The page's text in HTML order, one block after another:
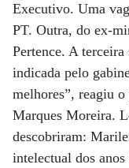
Executivo. Uma
PT. Outra, do ex-
Pertence. A
indicada pelo
melhores”, reagiu
Marques Moreira.
descobriram:
intelectual dos